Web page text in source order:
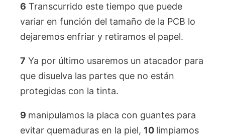
6 Transcurrido este tiempo que puede
variar en función del tamaño de la PCB lo
dejaremos enfriar y retiramos el papel.
7 Ya por último usaremos un atacador para
que disuelva las partes que no están
protegidas con la tinta.
9 manipulamos la placa con guantes para
evitar quemaduras en la piel, 10 limpiamos